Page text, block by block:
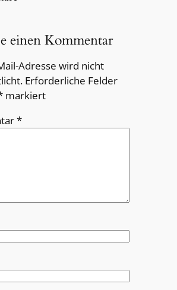
einen Kommentar
Adresse wird nicht
Erforderliche Felder
markiert
*